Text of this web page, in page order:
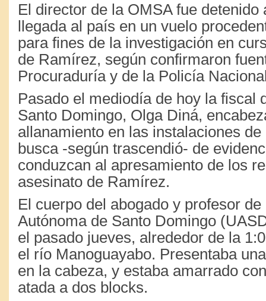
El director de la OMSA fue detenido
llegada al país en un vuelo
para fines de la investigación en
de Ramírez, según confirmaron
Procuraduría y de la Policía
Pasado el mediodía de hoy la fiscal
Santo Domingo, Olga Diná,
allanamiento en las instalaciones de
busca -según trascendió- de
conduzcan al apresamiento de los
asesinato de Ramírez.
El cuerpo del abogado y profesor
Autónoma de Santo Domingo
el pasado jueves, alrededor de la
el río Manoguayabo. Presentaba
en la cabeza, y estaba amarrado
atada a dos blocks.